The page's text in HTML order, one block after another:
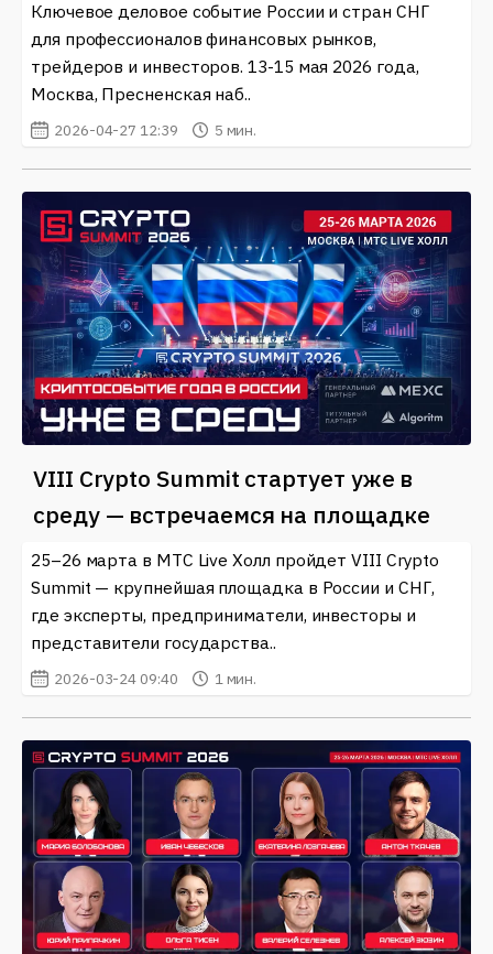
конференцийи обзоры событий. Мы постоянно
обновляем информацию, чтобы вы всегда были в
курсе самых свежих и актуальных событий в этой
быстроразвивающейся области.
Ключевое деловое событие России и стран СНГ
для профессионалов финансовых рынков,
трейдеров и инвесторов. 13-15 мая 2026 года,
Москва, Пресненская наб..
2026-04-27 12:39 5 мин.
VIII Crypto Summit стартует уже в
среду — встречаемся на площадке
25–26 марта в МТС Live Холл пройдет VIII Crypto
Summit — крупнейшая площадка в России и СНГ,
где эксперты, предприниматели, инвесторы и
представители государства..
2026-03-24 09:40 1 мин.